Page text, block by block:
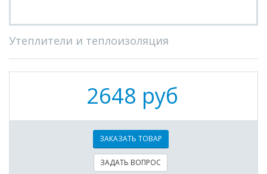
Утеплители и теплоизоляция
2648 руб
ЗАКАЗАТЬ ТОВАР
ЗАДАТЬ ВОПРОС